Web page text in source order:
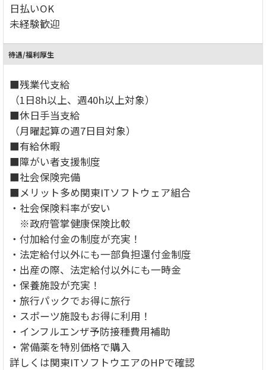
日払いOK
未経験歓迎
待遇/福利厚生
■残業代支給
（1日8h以上、週40h以上対象）
■休日手当支給
（月曜起算の週7日目対象）
■有給休暇
■障がい者支援制度
■社会保険完備
■メリット多め関東ITソフトウェア組合
・社会保険料率が安い
※政府管掌健康保険比較
・付加給付金の制度が充実！
・法定給付以外にも一部負担還付金制度
・出産の際、法定給付以外にも一時金
・保養施設が充実！
・旅行パックでお得に旅行
・スポーツ施設もお得に利用！
・インフルエンザ予防接種費用補助
・常備薬を特別価格で購入
詳しくは関東ITソフトウエアのHPで確認